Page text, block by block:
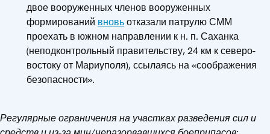
двое вооруженных членов вооруженных
формирований вновьотказали патрулю СММ
проехать в южном направлении к н. п. Саханка
(неподконтрольный правительству, 24 км к северо-
востоку от Мариуполя), ссылаясь на «соображения
безопасности».
Регулярные ограничения на участках разведения сил и